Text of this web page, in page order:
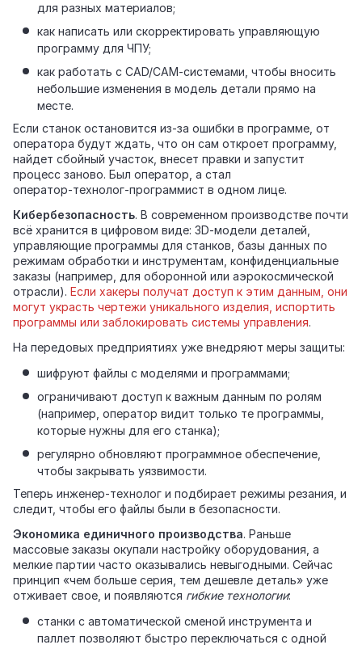
для разных материалов;
как написать или скорректировать управляющую
программу для ЧПУ;
как работать с CAD/CAM‑системами, чтобы вносить
небольшие изменения в модель детали прямо на
месте.
Если станок остановится из‑за ошибки в программе, от
оператора будут ждать, что он сам откроет программу,
найдет сбойный участок, внесет правки и запустит
процесс заново. Был оператор, а стал
оператор‑технолог‑программист в одном лице.
Кибербезопасность. В современном производстве почти
всё хранится в цифровом виде: 3D‑модели деталей,
управляющие программы для станков, базы данных по
режимам обработки и инструментам, конфиденциальные
заказы (например, для оборонной или аэрокосмической
отрасли). Если хакеры получат доступ к этим данным, они
могут украсть чертежи уникального изделия, испортить
программы или заблокировать системы управления.
На передовых предприятиях уже внедряют меры защиты:
шифруют файлы с моделями и программами;
ограничивают доступ к важным данным по ролям
(например, оператор видит только те программы,
которые нужны для его станка);
регулярно обновляют программное обеспечение,
чтобы закрывать уязвимости.
Теперь инженер‑технолог и подбирает режимы резания, и
следит, чтобы его файлы были в безопасности.
Экономика единичного производства. Раньше
массовые заказы окупали настройку оборудования, а
мелкие партии часто оказывались невыгодными. Сейчас
принцип «чем больше серия, тем дешевле деталь» уже
отживает свое, и появляются гибкие технологии:
станки с автоматической сменой инструмента и
паллет позволяют быстро переключаться с одной